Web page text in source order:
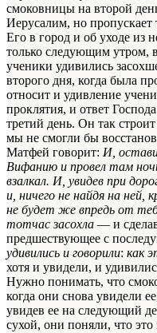
смоковницы на второй
Иерусалим, но
Его в город и об уходе из
только следующим утром,
ученики удивились
второго дня, когда была
относит и удивление
проклятия, и ответ
третий день. Он так
мы не смогли бы
Матфей говорит: И,
Вифанию и провел там
взалкал. И, увидев при
и, ничего не найдя на ней,
не будет же впредь от
тотчас засохла — и
предшествующее с
удивились и говорили: как
хотя и увидели, и
Нужно понимать, что
когда они снова увидели
увидев ее на следующий
сухой, они поняли, что